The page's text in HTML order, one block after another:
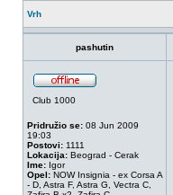
Vrh
pashutin
Club 1000
Pridružio se: 08 Jun 2009
19:03
Postovi: 1111
Lokacija: Beograd - Cerak
Ime: Igor
Opel: NOW Insignia - ex Corsa A
- D, Astra F, Astra G, Vectra C,